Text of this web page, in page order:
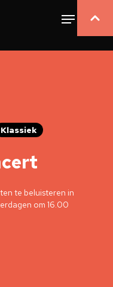
Klassiek
te beluisteren in
om 16.00